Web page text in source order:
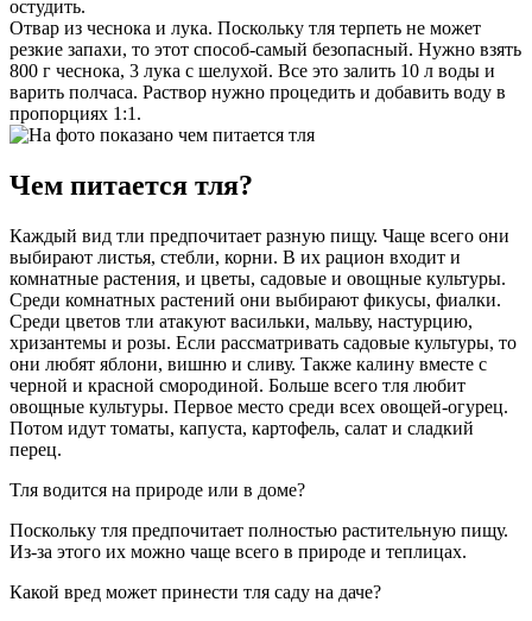
остудить.
Отвар из чеснока и лука. Поскольку тля терпеть не может
резкие запахи, то этот способ-самый безопасный. Нужно взять
800 г чеснока, 3 лука с шелухой. Все это залить 10 л воды и
варить полчаса. Раствор нужно процедить и добавить воду в
пропорциях 1:1.
Чем питается тля?
Каждый вид тли предпочитает разную пищу. Чаще всего они
выбирают листья, стебли, корни. В их рацион входит и
комнатные растения, и цветы, садовые и овощные культуры.
Среди комнатных растений они выбирают фикусы, фиалки.
Среди цветов тли атакуют васильки, мальву, настурцию,
хризантемы и розы. Если рассматривать садовые культуры, то
они любят яблони, вишню и сливу. Также калину вместе с
черной и красной смородиной. Больше всего тля любит
овощные культуры. Первое место среди всех овощей-огурец.
Потом идут томаты, капуста, картофель, салат и сладкий
перец.
Тля водится на природе или в доме?
Поскольку тля предпочитает полностью растительную пищу.
Из-за этого их можно чаще всего в природе и теплицах.
Какой вред может принести тля саду на даче?